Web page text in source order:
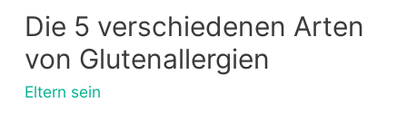
Die 5 verschiedenen Arten
von Glutenallergien
Eltern sein